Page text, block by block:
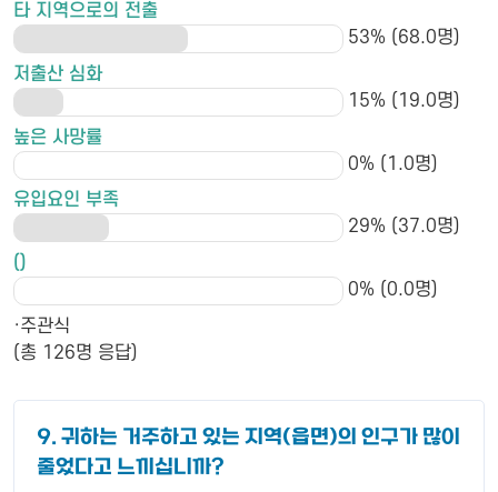
타 지역으로의 전출
53% (68.0명)
저출산 심화
15% (19.0명)
높은 사망률
0% (1.0명)
유입요인 부족
29% (37.0명)
()
0% (0.0명)
·주관식
(총 126명 응답)
9. 귀하는 거주하고 있는 지역(읍면)의 인구가 많이
줄었다고 느끼십니까?